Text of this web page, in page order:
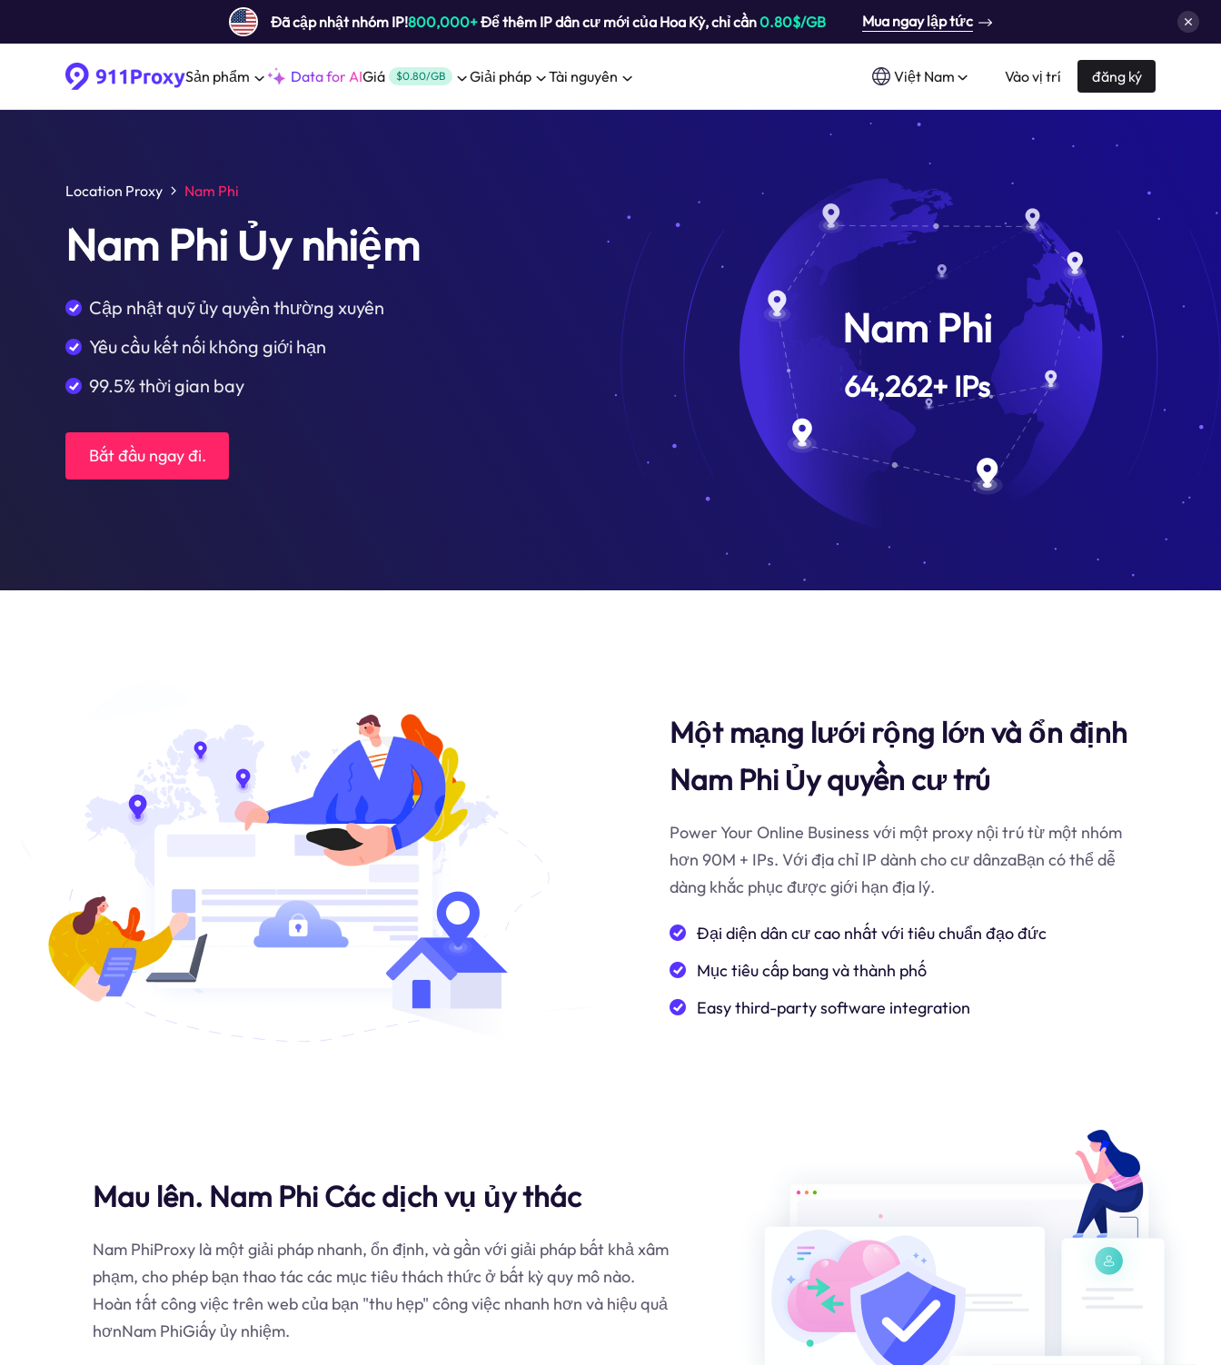
Đã cập nhật nhóm IP!800,000+Để thêm IP dân cư mới của Hoa Kỳ, chỉ cần0.80$/GB Mua ngay lập tức
Sản phẩm Data for AIGiá $0.80/GB Giải pháp Tài nguyên Việt Nam Vào vị trí đăng ký
Location Proxy Nam Phi
Nam Phi Ủy nhiệm
Cập nhật quỹ ủy quyền thường xuyên
Yêu cầu kết nối không giới hạn
99.5% thời gian bay
Bắt đầu ngay đi.
Nam Phi
64,262+ IPs
Một mạng lưới rộng lớn và ổn định
Nam Phi Ủy quyền cư trú
Power Your Online Business với một proxy nội trú từ một nhóm
hơn 90M + IPs. Với địa chỉ IP dành cho cư dânzaBạn có thể dễ
dàng khắc phục được giới hạn địa lý.
Đại diện dân cư cao nhất với tiêu chuẩn đạo đức
Mục tiêu cấp bang và thành phố
Easy third-party software integration
Mau lên. Nam Phi Các dịch vụ ủy thác
Nam PhiProxy là một giải pháp nhanh, ổn định, và gần với giải pháp bất khả xâm
phạm, cho phép bạn thao tác các mục tiêu thách thức ở bất kỳ quy mô nào.
Hoàn tất công việc trên web của bạn "thu hẹp" công việc nhanh hơn và hiệu quả
hơnNam PhiGiấy ủy nhiệm.